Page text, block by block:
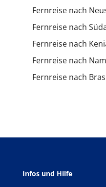
Fernreise nach
Fernreise nach
Fernreise nach
Fernreise nach
Fernreise nach
Infos und Hilfe